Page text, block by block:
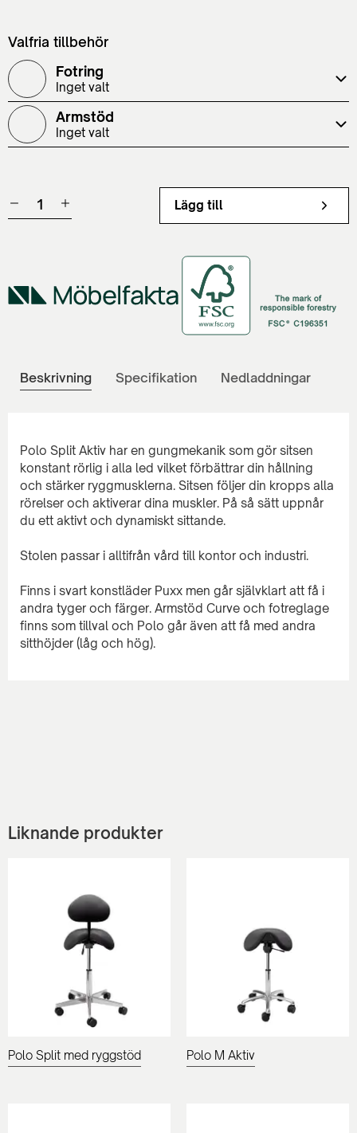
Valfria tillbehör
Fotring
Inget valt
Armstöd
Inget valt
Lägg till
Beskrivning Specifikation Nedladdningar
Polo Split Aktiv har en gungmekanik som gör sitsen
konstant rörlig i alla led vilket förbättrar din hållning
och stärker ryggmusklerna. Sitsen följer din kropps alla
rörelser och aktiverar dina muskler. På så sätt uppnår
du ett aktivt och dynamiskt sittande.
Stolen passar i alltifrån vård till kontor och industri.
Finns i svart konstläder Puxx men går självklart att få i
andra tyger och färger. Armstöd Curve och fotreglage
finns som tillval och Polo går även att få med andra
Liknande produkter
Polo Split med ryggstöd Polo M Aktiv